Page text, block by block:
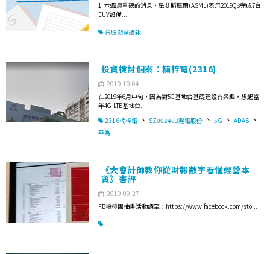
1. 本週最重磅的消息，是艾斯摩爾(ASML)表示2019Q3完成7台
EUV設備...
台股觀察週報
投資檢討個案：楠梓電(2316)
2019-10-04
在2019年6月中旬，因為對5G基地台基礎建設有興趣，想起當
年4G-LTE基地台...
2316楠梓電 、 SZ002463滬電股份 、 5G 、 ADAS 、
華為
《大會計師教你從財報數字看懂經營本
質》書評
2019-09-27
FB粉絲團抽書活動請至：https://www.facebook.com/sto...